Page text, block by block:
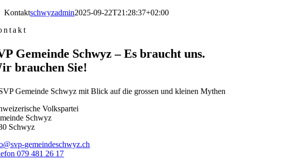
Kontaktschwyzadmin2025-09-22T21:28:37+02:00
Gemeinde Schwyz – Es braucht uns.
brauchen Sie!
Volkspartei
Schwyz
Schwyz
gemeindeschwyz.ch
079 481 26 17